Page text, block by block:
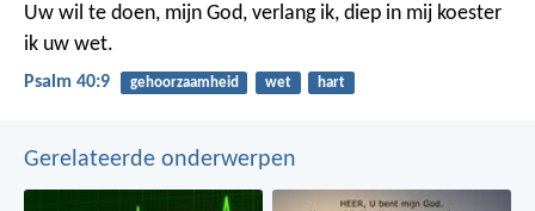
Uw wil te doen, mijn God, verlang ik, diep in mij koester
ik uw wet.
Psalm 40:9 gehoorzaamheid wet hart
Gerelateerde onderwerpen